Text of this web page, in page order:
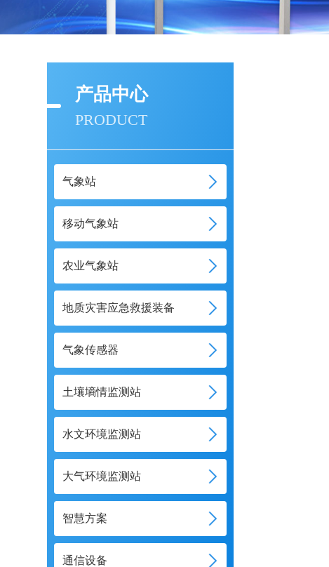
产品中心
PRODUCT
气象站
移动气象站
农业气象站
地质灾害应急救援装备
气象传感器
土壤墒情监测站
水文环境监测站
大气环境监测站
智慧方案
通信设备